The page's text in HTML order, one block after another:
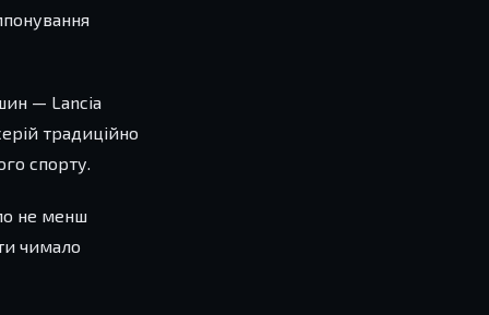
— Lancia
традиційно
спорту.
не менш
чимало